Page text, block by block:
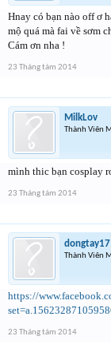
Hnay có bạn nào off ơ
mộ quá mà fai về sơm
Cám ơn nha !
23 Tháng tám 2014
MilkLov
Thành Viên
mình thic bạn cosplay
23 Tháng tám 2014
dongtay17
Thành Viên
https://
23 Tháng tám 2014